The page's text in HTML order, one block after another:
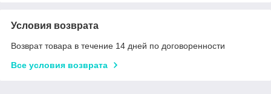
Условия возврата
Возврат товара в течение 14 дней по договоренности
Все условия возврата